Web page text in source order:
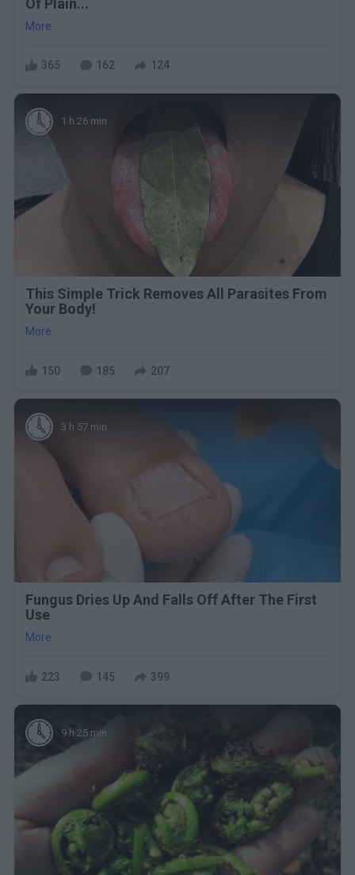
More
365 162 124
1 h 26 min
This Simple Trick Removes All Parasites From
Your Body!
More
150 185 207
3 h 57 min
Fungus Dries Up And Falls Off After The First
Use
More
223 145 399
9 h 25 min